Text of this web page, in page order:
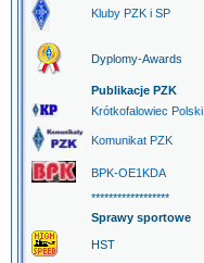
Kluby PZK i SP
Dyplomy-Awards
Publikacje PZK
Krótkofalowiec Polski
Komunikat PZK
BPK-OE1KDA
******************
Sprawy sportowe
HST